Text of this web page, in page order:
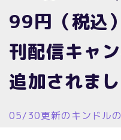
99円（税込
刊配信キャ
追加されまし
05/30更新のキンドルの